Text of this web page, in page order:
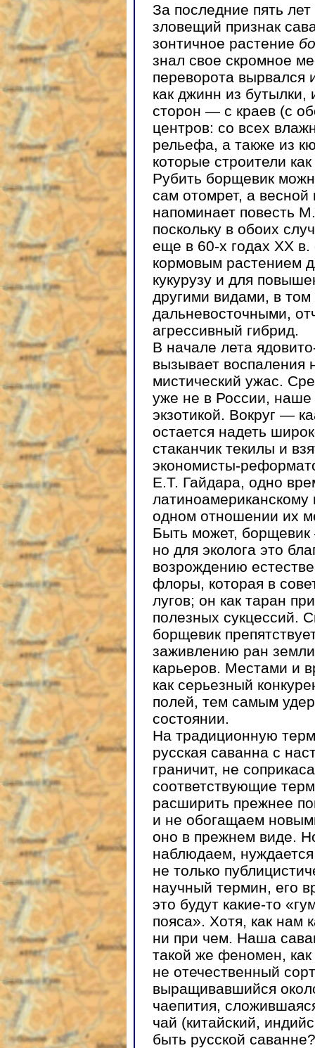
За последние пять
зловещий признак
зонтичное растение
знал свое скромное
переворота вырвался
как джинн из бутылки,
сторон — с краев (с
центров: со всех
рельефа, а также из
которые строители
Рубить борщевик
сам отомрет, а весной
напоминает повесть
поскольку в обоих
еще в 60-х годах XX в.
кормовым растением
кукурузу и для
другими видами, в
дальневосточными,
агрессивный гибрид.
В начале лета
вызывает воспаления
мистический ужас.
уже не в России,
экзотикой. Вокруг —
остается надеть
стаканчик текилы и
экономисты-
Е.Т. Гайдара, одно
латиноамериканскому
одном отношении их
Быть может, борщевик
но для эколога это
возрождению
флоры, которая в
лугов; он как таран
полезных сукцессий.
борщевик
заживлению ран
карьеров. Местами и
как серьезный
полей, тем самым
состоянии.
На традиционную
русская саванна с
граничит, не
соответствующие
расширить прежнее
и не обогащаем
оно в прежнем виде.
наблюдаем,
не только
научный термин, его
это будут какие-то
пояса». Хотя, как нам
ни при чем. Наша
такой же феномен,
не отечественный
выращивавшийся
чаепития,
чай (китайский,
быть русской саванне?